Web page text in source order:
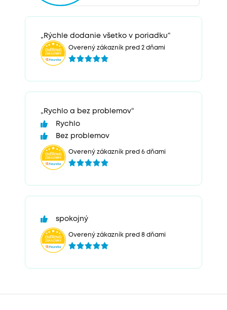
„Rýchle dodanie všetko v poriadku“
Overený zákazník pred 2 dňami
„Rychlo a bez problemov“
Rychlo
Bez problemov
Overený zákazník pred 6 dňami
spokojný
Overený zákazník pred 8 dňami